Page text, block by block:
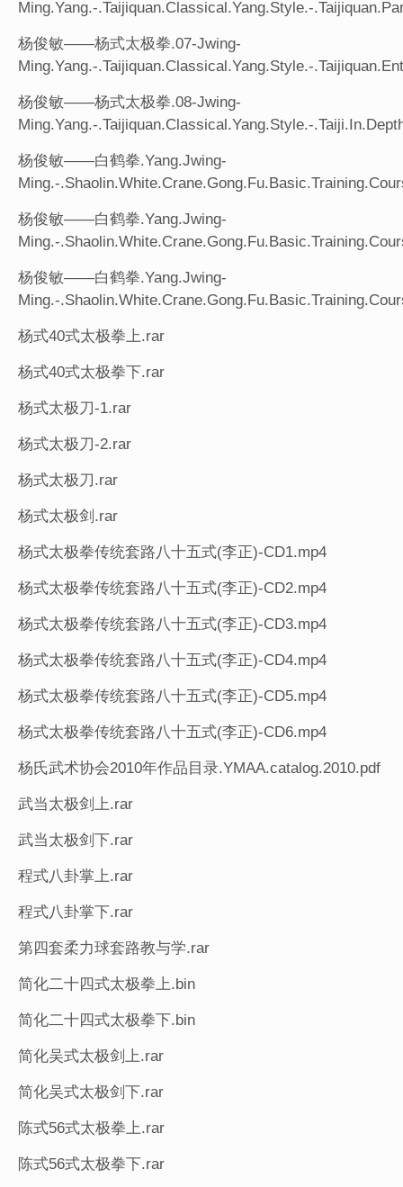
Ming.Yang.-.Taijiquan.Classical.Yang.Style.-
杨俊敏——杨式太极拳.07-Jwing-
Ming.Yang.-.Taijiquan.Classical.Yang.Style.-
杨俊敏——杨式太极拳.08-Jwing-
Ming.Yang.-.Taijiquan.Classical.Yang.Style.-
杨俊敏——白鹤拳.Yang.Jwing-
Ming.-
杨俊敏——白鹤拳.Yang.Jwing-
Ming.-
杨俊敏——白鹤拳.Yang.Jwing-
Ming.-
杨式40式太极拳上.rar
杨式40式太极拳下.rar
杨式太极刀-1.rar
杨式太极刀-2.rar
杨式太极刀.rar
杨式太极剑.rar
杨式太极拳传统套路八十五式(李正)-CD1.mp4
杨式太极拳传统套路八十五式(李正)-CD2.mp4
杨式太极拳传统套路八十五式(李正)-CD3.mp4
杨式太极拳传统套路八十五式(李正)-CD4.mp4
杨式太极拳传统套路八十五式(李正)-CD5.mp4
杨式太极拳传统套路八十五式(李正)-CD6.mp4
杨氏武术协会2010年作品目录.YMAA.catalog.2010.pdf
武当太极剑上.rar
武当太极剑下.rar
程式八卦掌上.rar
程式八卦掌下.rar
第四套柔力球套路教与学.rar
简化二十四式太极拳上.bin
简化二十四式太极拳下.bin
简化吴式太极剑上.rar
简化吴式太极剑下.rar
陈式56式太极拳上.rar
陈式56式太极拳下.rar